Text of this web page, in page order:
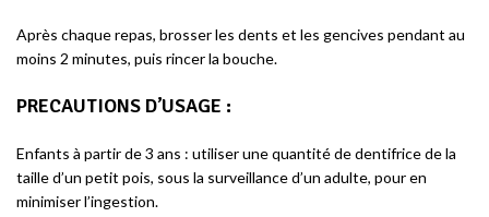
Après chaque repas, brosser les dents et les gencives pendant au
moins 2 minutes, puis rincer la bouche.
PRECAUTIONS D’USAGE :
Enfants à partir de 3 ans : utiliser une quantité de dentifrice de la
taille d’un petit pois, sous la surveillance d’un adulte, pour en
minimiser l’ingestion.